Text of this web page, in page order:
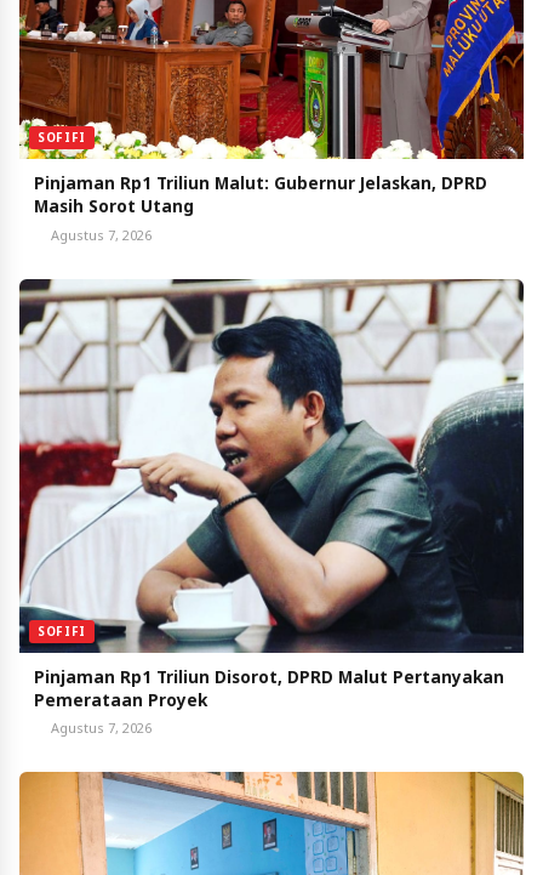
SOFIFI
Pinjaman Rp1 Triliun Malut: Gubernur Jelaskan, DPRD
Masih Sorot Utang
Agustus 7, 2026
SOFIFI
Pinjaman Rp1 Triliun Disorot, DPRD Malut Pertanyakan
Pemerataan Proyek
Agustus 7, 2026